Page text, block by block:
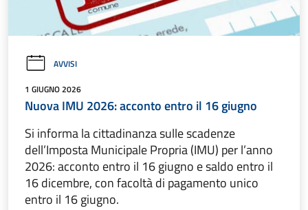
AVVISI
1 GIUGNO 2026
Nuova IMU 2026: acconto entro il 16 giugno
Si informa la cittadinanza sulle scadenze
dell’Imposta Municipale Propria (IMU) per l’anno
2026: acconto entro il 16 giugno e saldo entro il
16 dicembre, con facoltà di pagamento unico
entro il 16 giugno.